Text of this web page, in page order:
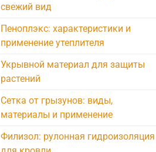
свежий вид
Пеноплэкс: характеристики и
применение утеплителя
Укрывной материал для защиты
растений
Сетка от грызунов: виды,
материалы и применение
Филизол: рулонная гидроизоляция